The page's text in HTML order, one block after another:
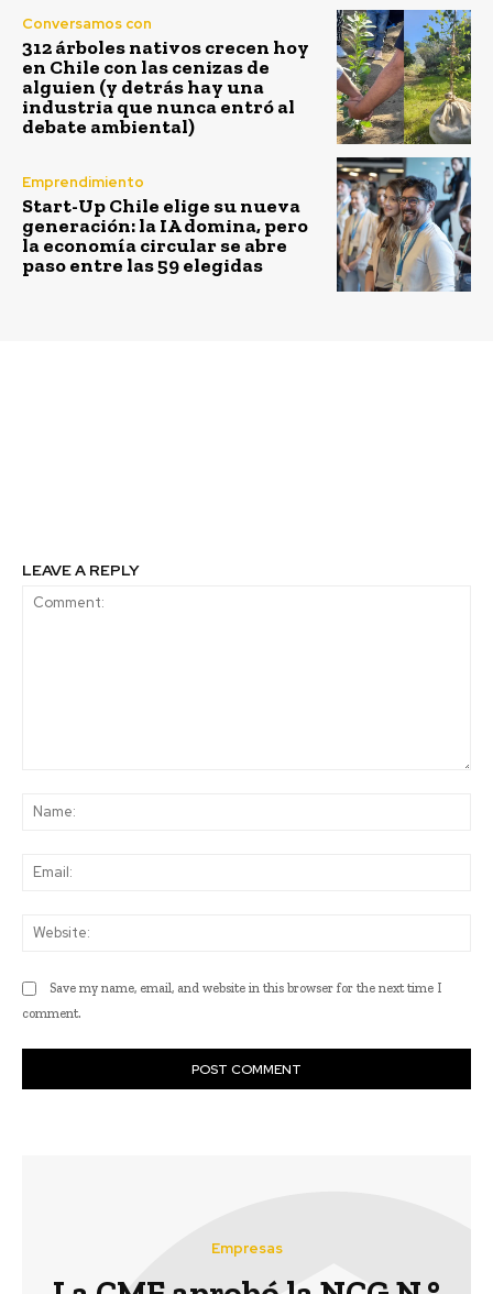
Conversamos con
312 árboles nativos crecen hoy
en Chile con las cenizas de
alguien (y detrás hay una
industria que nunca entró al
debate ambiental)
Emprendimiento
Start-Up Chile elige su nueva
generación: la IA domina, pero
la economía circular se abre
paso entre las 59 elegidas
LEAVE A REPLY
Save my name, email, and website in this browser for the next time I
comment.